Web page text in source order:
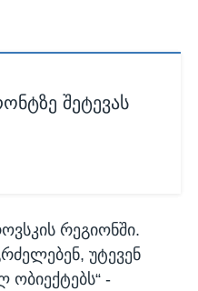
შეტევას
რეგიონში.
უტევენ
ობიექტებს“ -